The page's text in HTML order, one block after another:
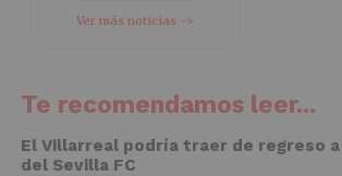
Ver más noticias ->
Te recomendamos leer...
El Villarreal podría traer de regreso a
del Sevilla FC